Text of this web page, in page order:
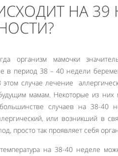
НА 39
организм мамочки
в период 38 – 40 недели
этом случае лечение
мамам. Некоторые из
случаев на 38-40
или возникший в
просто так проявляет себя
на 38-40 неделе